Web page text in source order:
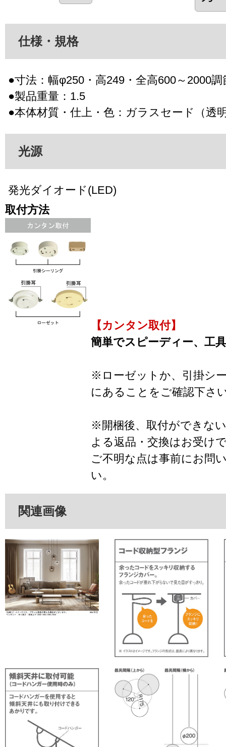
仕様・規格
●寸法：幅φ250・高249・全高600～2000調
●製品重量：1.5
●本体材質・仕上・色：ガラスセード（透
光源
発光ダイオード(LED)
取付方法
【カンタン取付】
簡単でスピーディー、工
※ローゼットか、引掛シ
にあることをご確認下さ
※開梱後、取付ができな
よる返品・交換はお受け
ご不明な点は事前にお問
い。
関連画像